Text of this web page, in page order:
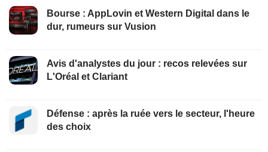
Bourse : AppLovin et Western Digital dans le
dur, rumeurs sur Vusion
Avis d'analystes du jour : recos relevées sur
L'Oréal et Clariant
Défense : après la ruée vers le secteur, l'heure
des choix